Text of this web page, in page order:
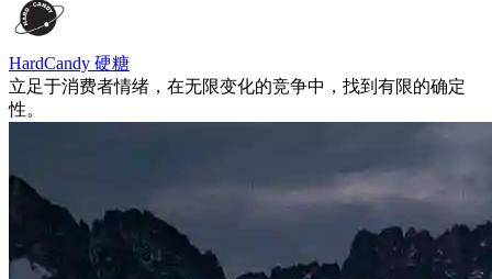
HardCandy 硬糖
立足于消费者情绪，在无限变化的竞争中，找到有限的确定
性。